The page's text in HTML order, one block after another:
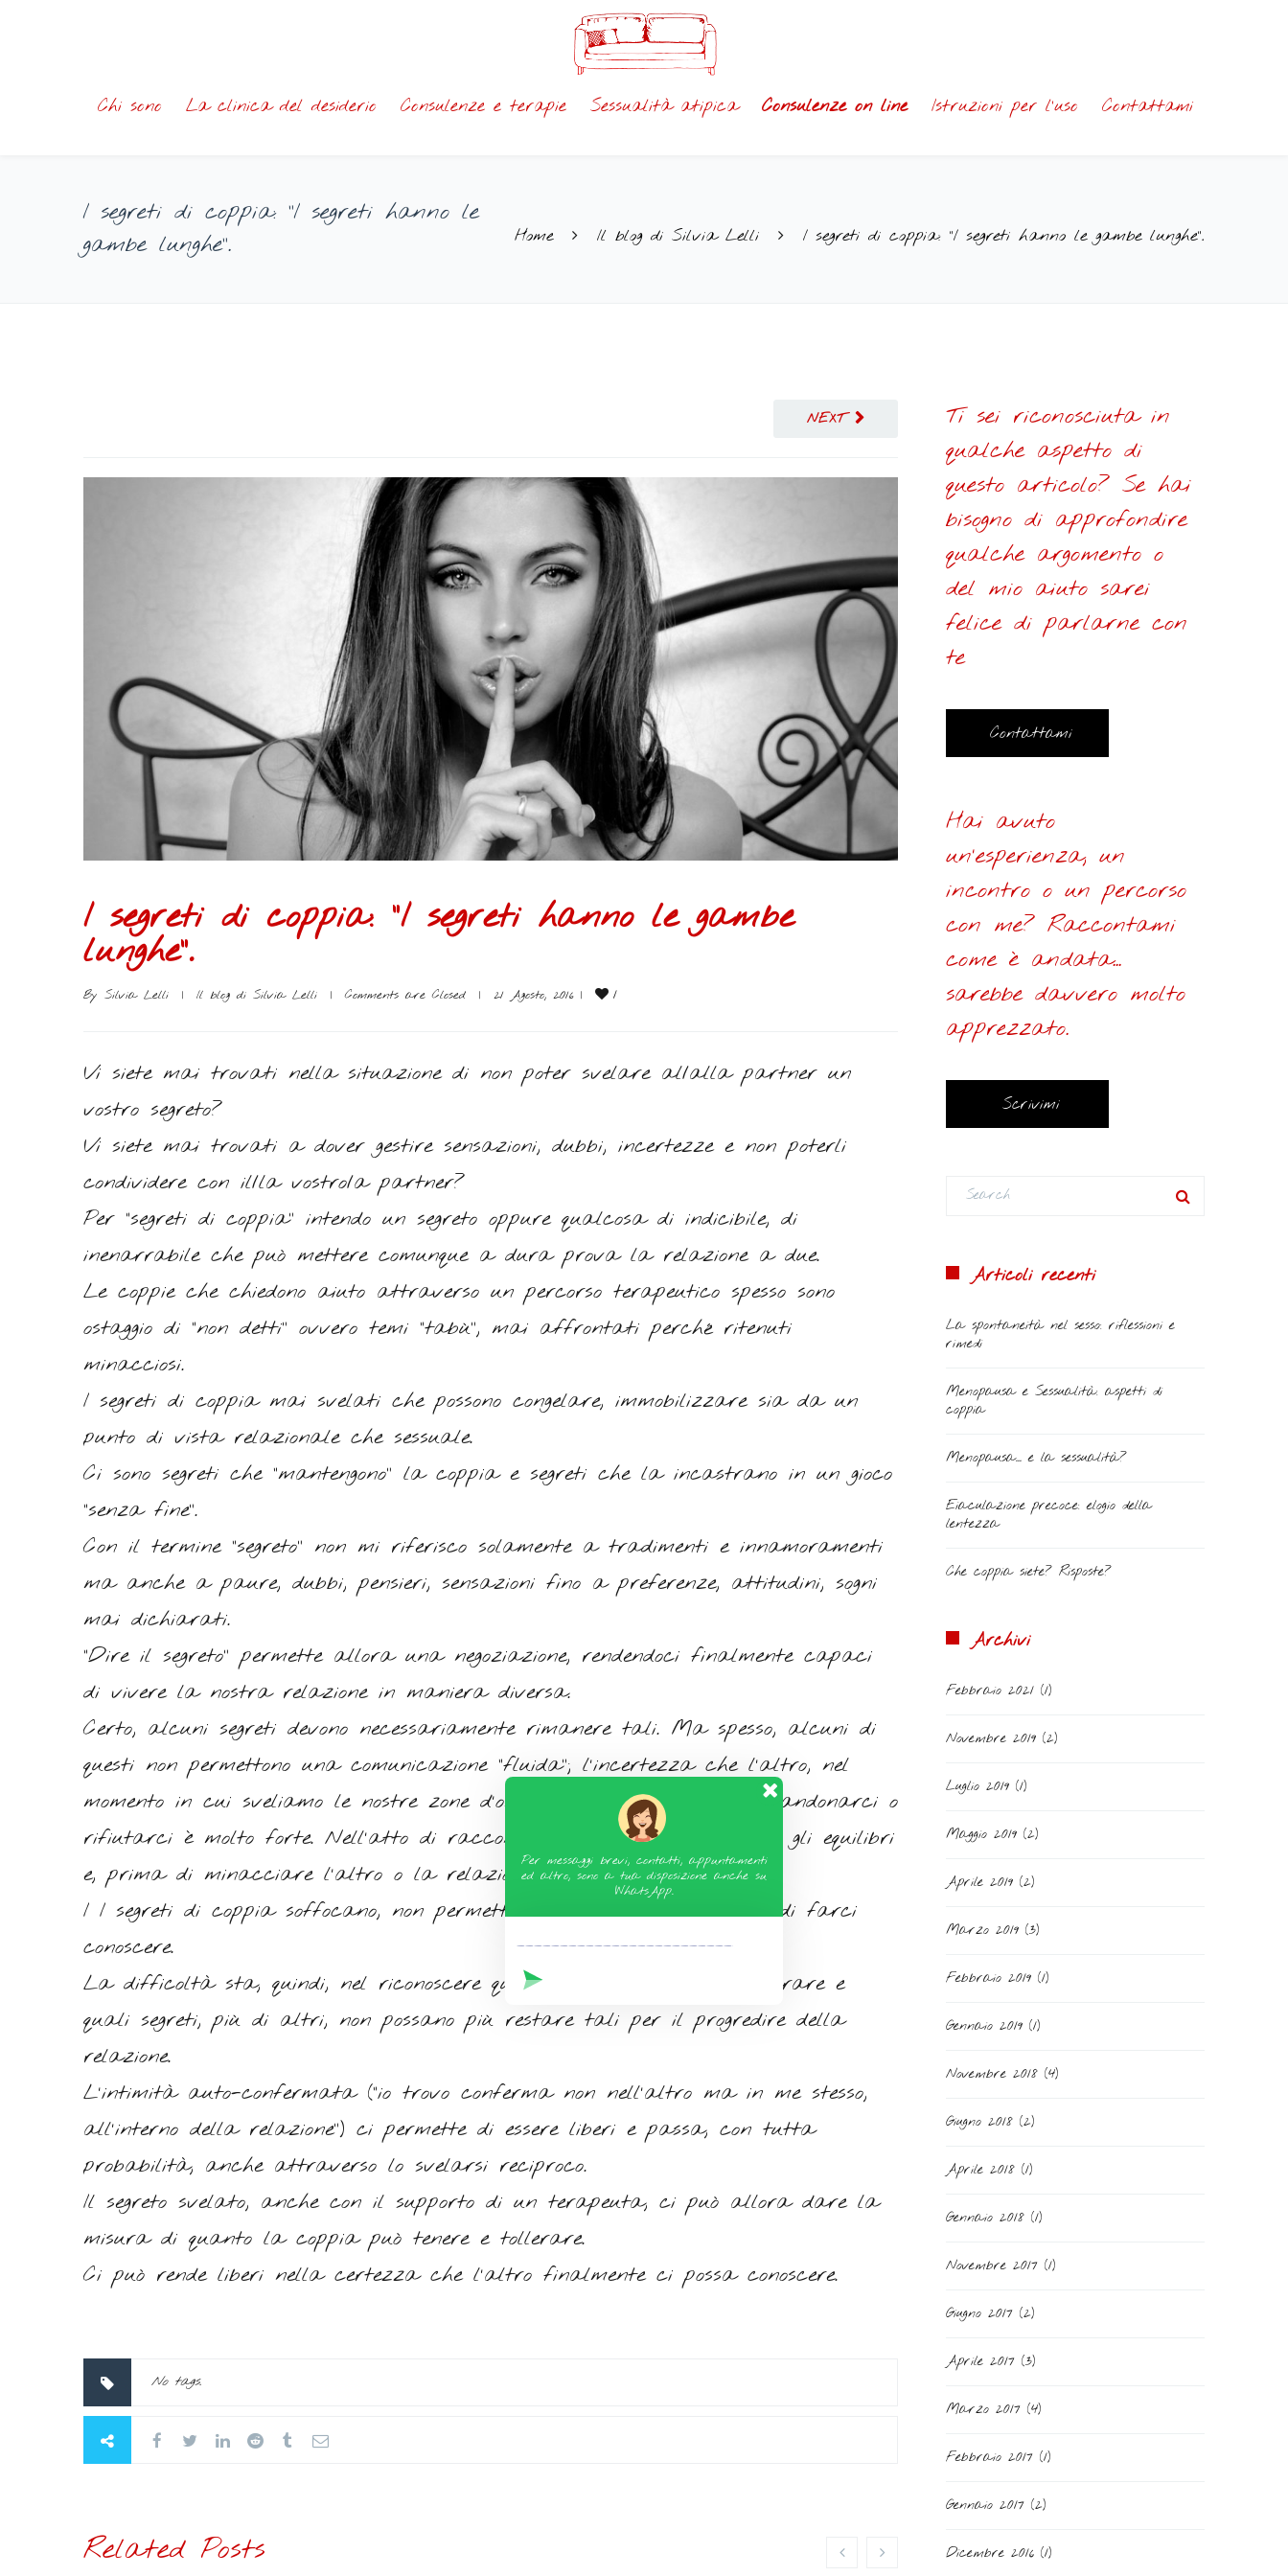
Chi sono La clinica del desiderio Consulenze e terapie Sessualità atipica Consulenze on line Istruzioni per l’uso Contattami
I segreti di coppia: “I segreti hanno le
gambe lunghe”.
Home Il blog di Silvia Lelli I segreti di coppia: “I segreti hanno le gambe lunghe”.
NEXT
I segreti di coppia: “I segreti hanno le gambe
lunghe”.
By Silvia Lelli | Il blog di Silvia Lelli | Comments are Closed | 21 Agosto, 2016 | 1
Vi siete mai trovati nella situazione di non poter svelare al/alla partner un
vostro segreto?
Vi siete mai trovati a dover gestire sensazioni, dubbi, incertezze e non poterli
condividere con il/la vostro/a partner?
Per “segreti di coppia” intendo un segreto oppure qualcosa di indicibile, di
inenarrabile che può mettere comunque a dura prova la relazione a due.
Le coppie che chiedono aiuto attraverso un percorso terapeutico spesso sono
ostaggio di “non detti” ovvero temi “tabù”, mai affrontati perché ritenuti
minacciosi.
I segreti di coppia mai svelati che possono congelare, immobilizzare sia da un
punto di vista relazionale che sessuale.
Ci sono segreti che “mantengono” la coppia e segreti che la incastrano in un gioco
“senza fine”.
Con il termine “segreto” non mi riferisco solamente a tradimenti e innamoramenti
ma anche a paure, dubbi, pensieri, sensazioni fino a preferenze, attitudini, sogni
mai dichiarati.
“Dire il segreto” permette allora una negoziazione, rendendoci finalmente capaci
di vivere la nostra relazione in maniera diversa.
Certo, alcuni segreti devono necessariamente rimanere tali. Ma spesso, alcuni di
questi non permettono una comunicazione “fluida”; l’incertezza che l’altro, nel
momento in cui sveliamo le nostre zone d’ombra, possa giudicarci, abbandonarci o
rifiutarci è molto forte. Nell’atto di raccontarci all’altro soverchiamo gli equilibri
e, prima di minacciare l’altro o la relazione, minacciamo noi stessi.
I I segreti di coppia soffocano, non permettendo di conoscere l’Altro e di farci
conoscere.
La difficoltà sta, quindi, nel riconoscere quanto siamo pronti a dichiarare e
quali segreti, più di altri, non possano più restare tali per il progredire della
relazione.
L’intimità auto-confermata (“io trovo conferma non nell’altro ma in me stesso,
all’interno della relazione”) ci permette di essere liberi e passa, con tutta
probabilità, anche attraverso lo svelarsi reciproco.
Il segreto svelato, anche con il supporto di un terapeuta, ci può allora dare la
misura di quanto la coppia può tenere e tollerare.
Ci può rende liberi nella certezza che l’altro finalmente ci possa conoscere.
No tags.
Related Posts
Ti sei riconosciuta in
qualche aspetto di
questo articolo? Se hai
bisogno di approfondire
qualche argomento o
del mio aiuto sarei
felice di parlarne con
te
Contattami
Hai avuto
un’esperienza, un
incontro o un percorso
con me? Raccontami
come è andata...
sarebbe davvero molto
apprezzato.
Scrivimi
Articoli recenti
La spontaneità nel sesso: riflessioni e
rimedi
Menopausa e Sessualità: aspetti di
coppia
Menopausa… e la sessualità?
Eiaculazione precoce: elogio della
lentezza
Che coppia siete? Risposte?
Archivi
Febbraio 2021 (1)
Novembre 2019 (2)
Luglio 2019 (1)
Maggio 2019 (2)
Aprile 2019 (2)
Marzo 2019 (3)
Febbraio 2019 (1)
Gennaio 2019 (1)
Novembre 2018 (4)
Giugno 2018 (2)
Aprile 2018 (1)
Gennaio 2018 (1)
Novembre 2017 (1)
Giugno 2017 (2)
Aprile 2017 (3)
Marzo 2017 (4)
Febbraio 2017 (1)
Gennaio 2017 (2)
Dicembre 2016 (1)
Per messaggi brevi, contatti, appuntamenti
ed altro, sono a tua disposizione anche su
WhatsApp.